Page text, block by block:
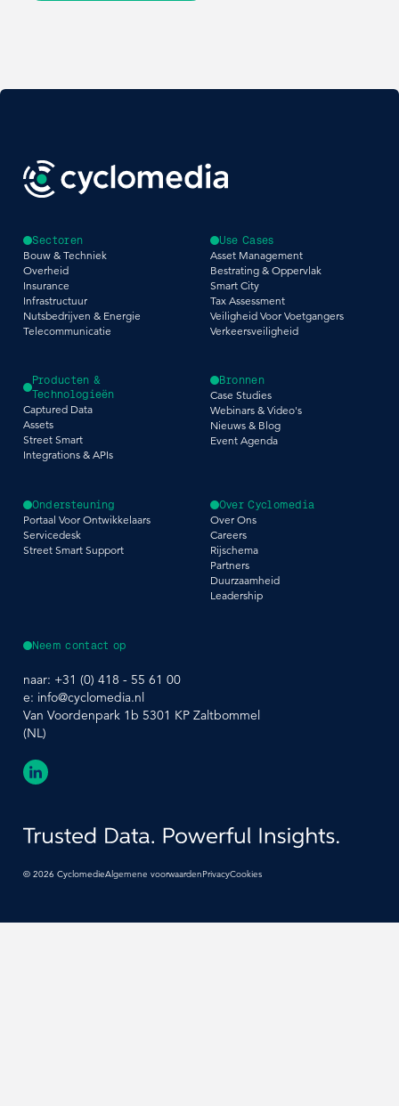
Neem contact op
naar: +31 (0) 418 - 55 61 00
e: info@cyclomedia.nl
Van Voordenpark 1b 5301 KP Zaltbommel
(NL)
Sectoren
Bouw & Techniek
Overheid
Insurance
Infrastructuur
Nutsbedrijven & Energie
Telecommunicatie
Use Cases
Asset Management
Bestrating & Oppervlak
Smart City
Tax Assessment
Veiligheid Voor Voetgangers
Verkeersveiligheid
Producten &
Technologieën
Captured Data
Assets
Street Smart
Integrations & APIs
Bronnen
Case Studies
Webinars & Video's
Nieuws & Blog
Event Agenda
Ondersteuning
Portaal Voor Ontwikkelaars
Servicedesk
Street Smart Support
Over Cyclomedia
Over Ons
Careers
Rijschema
Partners
Duurzaamheid
Leadership
© 2026 CyclomedieAlgemene voorwaardenPrivacyCookies